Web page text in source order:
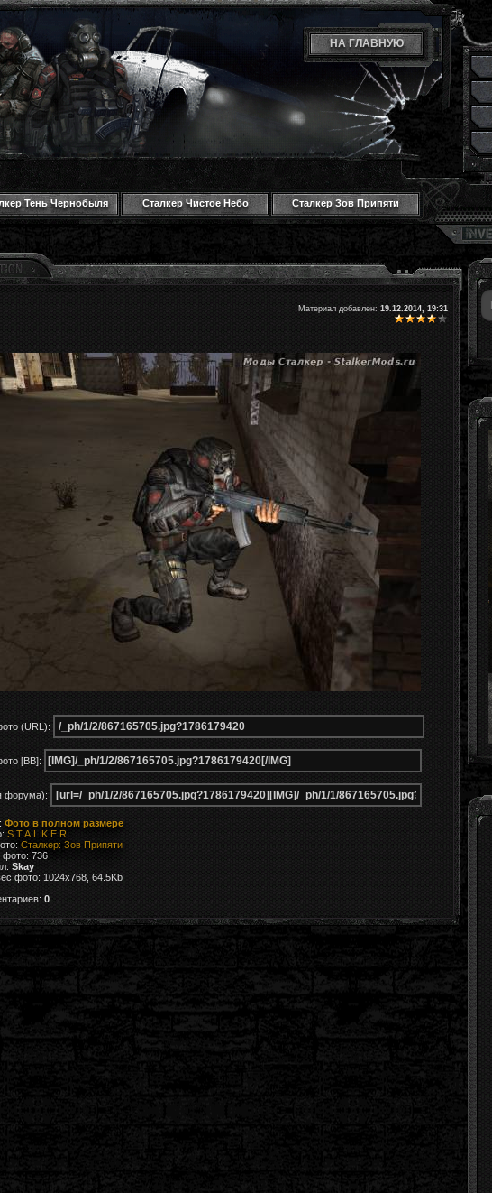
НА ГЛАВНУЮ
Тень Чернобыля Сталкер Чистое Небо Сталкер Зов Припяти
Материал добавлен: 19.12.2014, 19:31
(URL):
[BB]:
форума):
Фото в полном размере
S.T.A.L.K.E.R.
Сталкер: Зов Припяти
фото: 736
Skay
фото: 1024x768, 64.5Kb
0